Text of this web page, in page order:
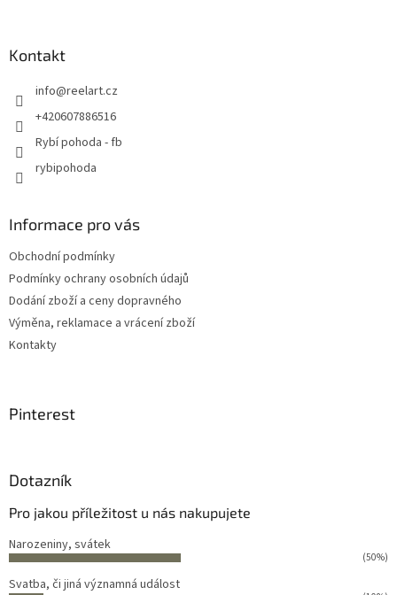
Kontakt
info@reelart.cz
+420607886516
Rybí pohoda - fb
rybipohoda
Informace pro vás
Obchodní podmínky
Podmínky ochrany osobních údajů
Dodání zboží a ceny dopravného
Výměna, reklamace a vrácení zboží
Kontakty
Pinterest
Dotazník
Pro jakou příležitost u nás nakupujete
Narozeniny, svátek
(50%)
Svatba, či jiná významná událost